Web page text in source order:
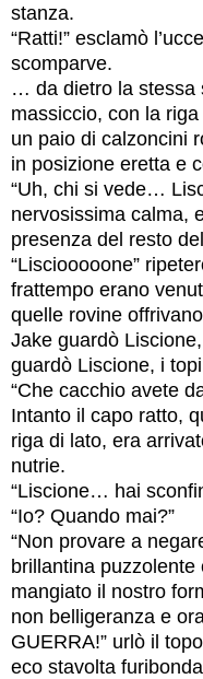
stanza.
“Ratti!” esclamò
scomparve.
… da dietro la stessa
massiccio, con la
un paio di calzoncini
in posizione eretta e
“Uh, chi si vede…
nervosissima calma,
presenza del resto
“Lisciooooone”
frattempo erano
quelle rovine
Jake guardò
guardò Liscione, i
“Che cacchio avete
Intanto il capo ratto,
riga di lato, era
nutrie.
“Liscione… hai
“Io? Quando mai?”
“Non provare a
brillantina
mangiato il nostro
non belligeranza e
GUERRA!” urlò il
eco stavolta